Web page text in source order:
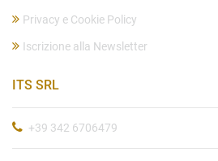
Privacy e Cookie Policy
Iscrizione alla Newsletter
ITS SRL
+39 342 6706479